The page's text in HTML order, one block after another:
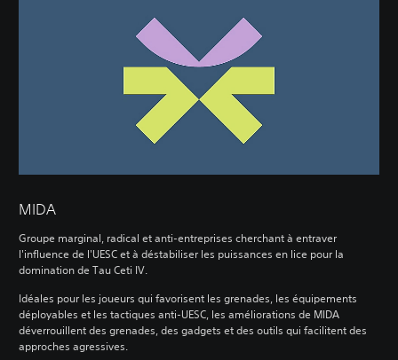
MIDA
Groupe marginal, radical et anti-entreprises cherchant à entraver
l'influence de l'UESC et à déstabiliser les puissances en lice pour la
domination de Tau Ceti IV.
Idéales pour les joueurs qui favorisent les grenades, les équipements
déployables et les tactiques anti-UESC, les améliorations de MIDA
déverrouillent des grenades, des gadgets et des outils qui facilitent des
approches agressives.